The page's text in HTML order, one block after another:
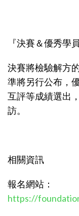
『決賽＆優秀學員
決賽將檢驗解方
準將另行公布，
互評等成績選出
訪。
相關資訊
報名網站：
https://